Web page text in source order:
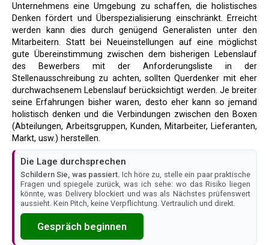
Unternehmens eine Umgebung zu schaffen, die holistisches
Denken fördert und Überspezialisierung einschränkt. Erreicht
werden kann dies durch genügend Generalisten unter den
Mitarbeitern. Statt bei Neueinstellungen auf eine möglichst
gute Übereinstimmung zwischen dem bisherigen Lebenslauf
des Bewerbers mit der Anforderungsliste in der
Stellenausschreibung zu achten, sollten Querdenker mit eher
durchwachsenem Lebenslauf berücksichtigt werden. Je breiter
seine Erfahrungen bisher waren, desto eher kann so jemand
holistisch denken und die Verbindungen zwischen den Boxen
(Abteilungen, Arbeitsgruppen, Kunden, Mitarbeiter, Lieferanten,
Markt, usw.) herstellen.
Die Lage durchsprechen
Schildern Sie, was passiert. Ich höre zu, stelle ein paar praktische
Fragen und spiegele zurück, was ich sehe: wo das Risiko liegen
könnte, was Delivery blockiert und was als Nächstes prüfenswert
aussieht. Kein Pitch, keine Verpflichtung. Vertraulich und direkt.
Gespräch beginnen